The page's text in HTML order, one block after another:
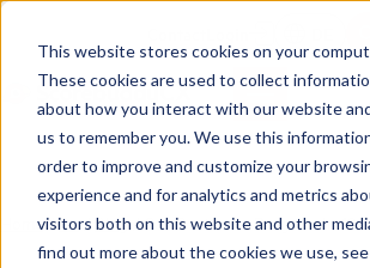
This website stores cookies on your
These cookies are used to collect
about how you interact with our website
us to remember you. We use this
order to improve and customize your
experience and for analytics and metrics
visitors both on this website and other
find out more about the cookies we use,
Home / De / Blog / Call Center Qa Program In 12